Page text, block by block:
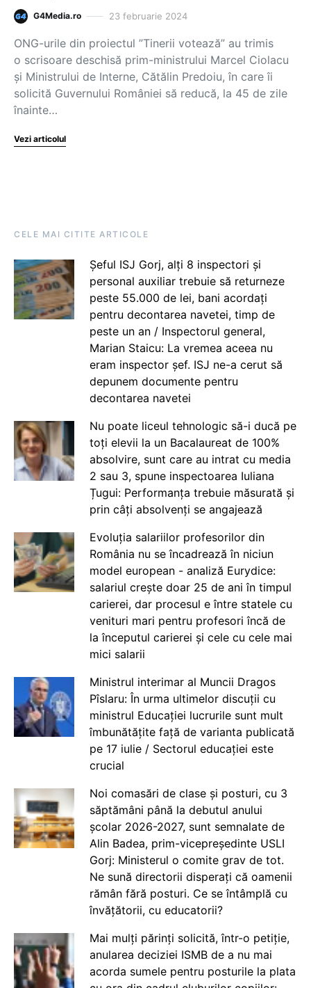
G4Media.ro 23 februarie 2024
ONG-urile din proiectul ”Tinerii votează” au trimis
o scrisoare deschisă prim-ministrului Marcel Ciolacu
și Ministrului de Interne, Cătălin Predoiu, în care îi
solicită Guvernului României să reducă, la 45 de zile
înainte…
Vezi articolul
CELE MAI CITITE ARTICOLE
Șeful ISJ Gorj, alți 8 inspectori și
personal auxiliar trebuie să returneze
peste 55.000 de lei, bani acordați
pentru decontarea navetei, timp de
peste un an / Inspectorul general,
Marian Staicu: La vremea aceea nu
eram inspector șef. ISJ ne-a cerut să
depunem documente pentru
decontarea navetei
Nu poate liceul tehnologic să-i ducă pe
toți elevii la un Bacalaureat de 100%
absolvire, sunt care au intrat cu media
2 sau 3, spune inspectoarea Iuliana
Țugui: Performanța trebuie măsurată și
prin câți absolvenți se angajează
Evoluția salariilor profesorilor din
România nu se încadrează în niciun
model european - analiză Eurydice:
salariul crește doar 25 de ani în timpul
carierei, dar procesul e între statele cu
venituri mari pentru profesori încă de
la începutul carierei și cele cu cele mai
mici salarii
Ministrul interimar al Muncii Dragos
Pîslaru: În urma ultimelor discuții cu
ministrul Educației lucrurile sunt mult
îmbunătățite față de varianta publicată
pe 17 iulie / Sectorul educației este
crucial
Noi comasări de clase și posturi, cu 3
săptămâni până la debutul anului
școlar 2026-2027, sunt semnalate de
Alin Badea, prim-vicepreședinte USLI
Gorj: Ministerul o comite grav de tot.
Ne sună directorii disperați că oamenii
rămân fără posturi. Ce se întâmplă cu
învățătorii, cu educatorii?
Mai mulți părinți solicită, într-o petiție,
anularea deciziei ISMB de a nu mai
acorda sumele pentru posturile la plata